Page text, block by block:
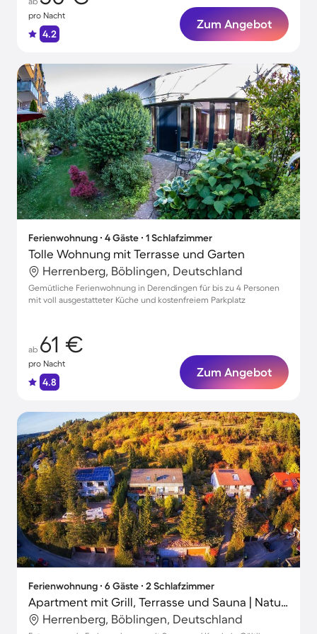
pro Nacht
4.2
Zum Angebot
Ferienwohnung ∙ 4 Gäste ∙ 1 Schlafzimmer
Tolle Wohnung mit Terrasse und Garten
Herrenberg, Böblingen, Deutschland
Gemütliche Ferienwohnung in Derendingen für bis zu 4 Personen
mit voll ausgestatteter Küche und kostenfreiem Parkplatz
ab 61 €
pro Nacht
4.8
Zum Angebot
Ferienwohnung ∙ 6 Gäste ∙ 2 Schlafzimmer
Apartment mit Grill, Terrasse und Sauna | Naturblick
Herrenberg, Böblingen, Deutschland